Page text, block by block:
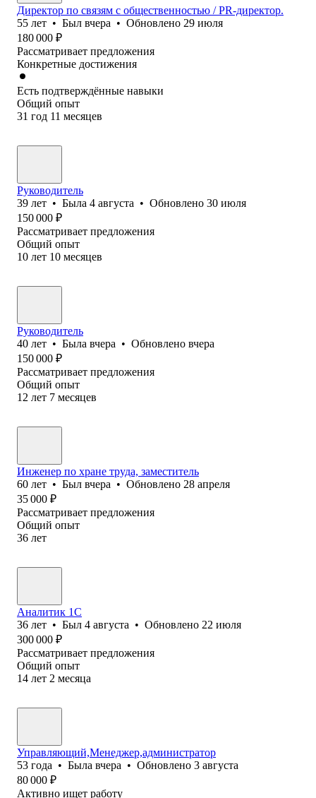
Директор по связям с общественностью / PR-директор.
55 лет • Был вчера • Обновлено 29 июля
180 000 ₽
Рассматривает предложения
Конкретные достижения
Есть подтверждённые навыки
Общий опыт
31 год 11 месяцев
Руководитель
39 лет • Была 4 августа • Обновлено 30 июля
150 000 ₽
Рассматривает предложения
Общий опыт
10 лет 10 месяцев
Руководитель
40 лет • Была вчера • Обновлено вчера
150 000 ₽
Рассматривает предложения
Общий опыт
12 лет 7 месяцев
Инженер по хране труда, заместитель
60 лет • Был вчера • Обновлено 28 апреля
35 000 ₽
Рассматривает предложения
Общий опыт
36 лет
Аналитик 1С
36 лет • Был 4 августа • Обновлено 22 июля
300 000 ₽
Рассматривает предложения
Общий опыт
14 лет 2 месяца
Управляющий,Менеджер,администратор
53 года • Была вчера • Обновлено 3 августа
80 000 ₽
Активно ищет работу